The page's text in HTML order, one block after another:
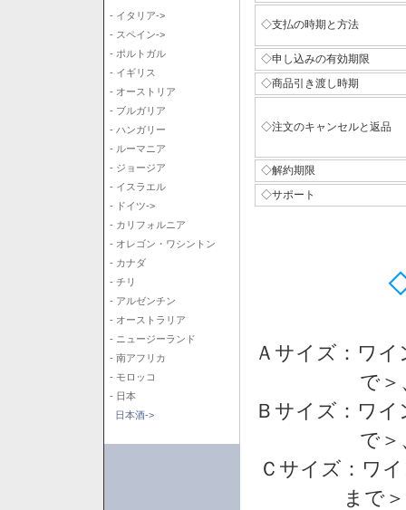
- イタリア->
- スペイン->
- ポルトガル
- イギリス
- オーストリア
- ブルガリア
- ハンガリー
- ルーマニア
- ジョージア
- イスラエル
- ドイツ->
- カリフォルニア
- オレゴン・ワシントン
- カナダ
- チリ
- アルゼンチン
- オーストラリア
- ニュージーランド
- 南アフリカ
- モロッコ
- 日本
日本酒->
◇支払の時期と方法
◇申し込みの有効期限
◇商品引き渡し時期
◇注文のキャンセルと返品
◇解約期限
◇サポート
Ａサイズ：ワ
で
Ｂサイズ：ワ
で
Ｃサイズ：ワ
まで